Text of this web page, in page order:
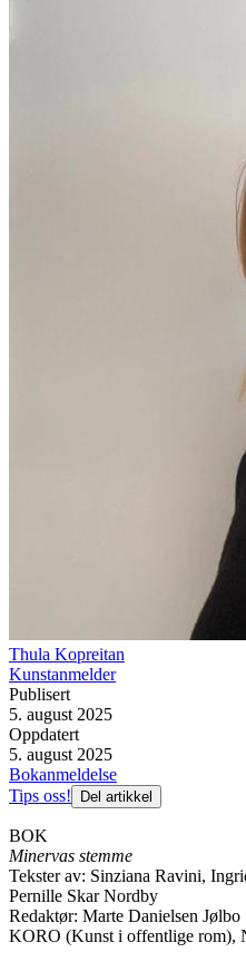
Thula Kopreitan
Kunstanmelder
Publisert
5. august 2025
Oppdatert
5. august 2025
Bokanmeldelse
Tips oss!
Del artikkel
BOK
Minervas stemme
Tekster av: Sinziana Ravini,
Pernille Skar Nordby
Redaktør: Marte Danielsen Jølbo
KORO (Kunst i offentlige rom),